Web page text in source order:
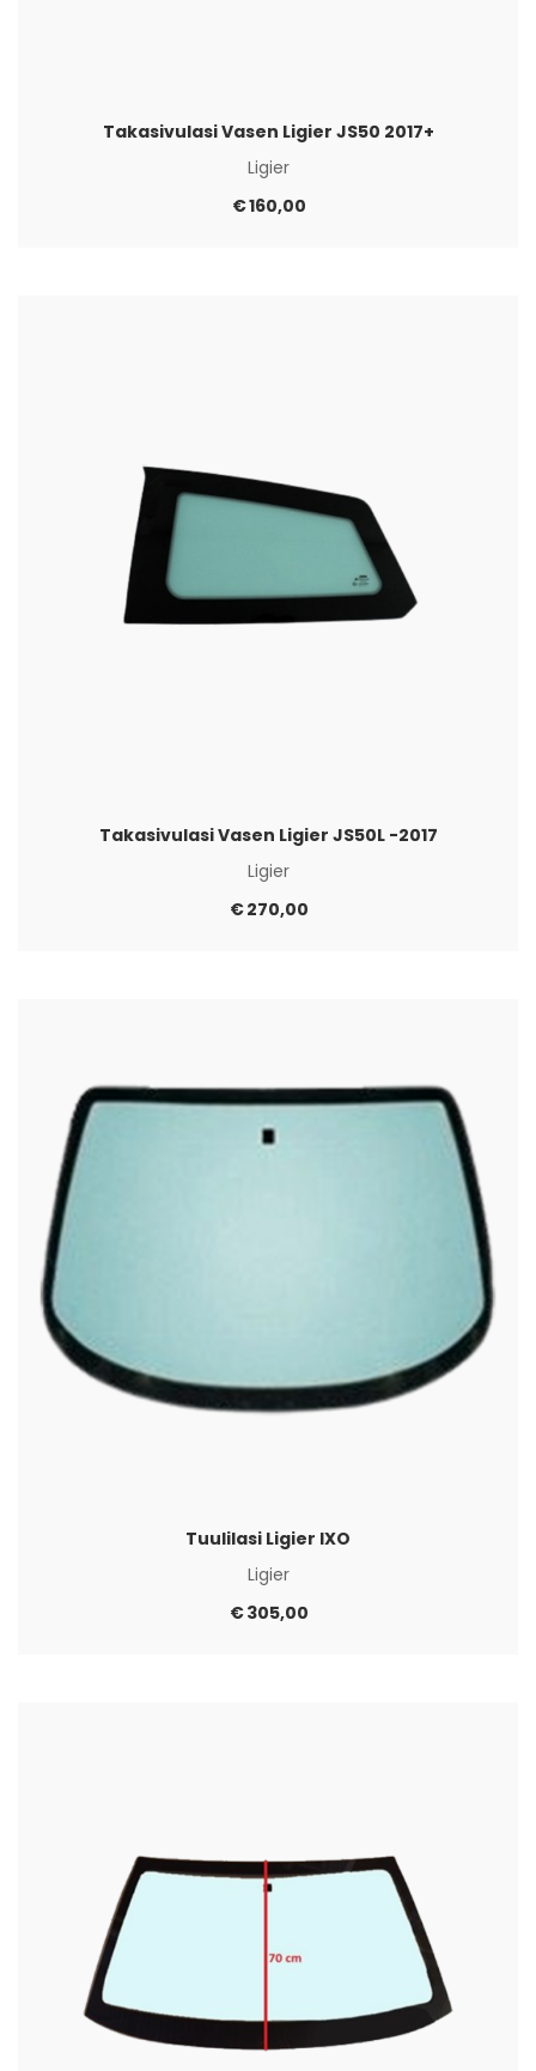
Takasivulasi Vasen Ligier JS50 2017+
Ligier
€160,00
Takasivulasi Vasen Ligier JS50L -2017
Ligier
€270,00
Tuulilasi Ligier IXO
Ligier
€305,00